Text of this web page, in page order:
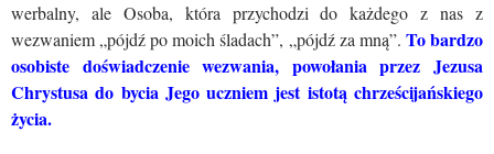
werbalny, ale Osoba, która przychodzi do każdego z nas z
wezwaniem „pójdź po moich śladach”, „pójdź za mną”. To bardzo
osobiste doświadczenie wezwania, powołania przez Jezusa
Chrystusa do bycia Jego uczniem jest istotą chrześcijańskiego
życia.